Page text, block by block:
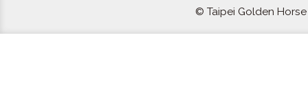
© Taipei Golden